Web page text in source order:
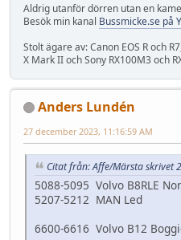
Aldrig utanför dörren utan en
Besök min kanal Bussmicke.se på
Stolt ägare av: Canon EOS R och
X Mark II och Sony RX100M3 och
Anders Lundén
27 december 2023, 11:16:59 AM
Citat från: Affe/Märsta skrivet
5088-5095 Volvo B8RLE
5207-5212 MAN Led
6600-6616 Volvo B12